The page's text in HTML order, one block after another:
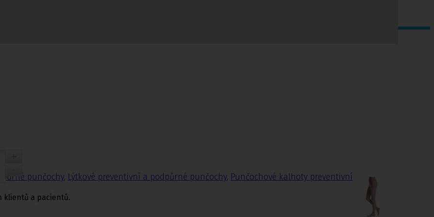
punčochy, Lýtkové preventivní a podpůrné punčochy, Punčochové kalhoty preventivní
klientů a pacientů.